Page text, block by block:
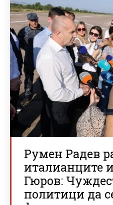
Румен Радев
италианците
Гюров:
политици да